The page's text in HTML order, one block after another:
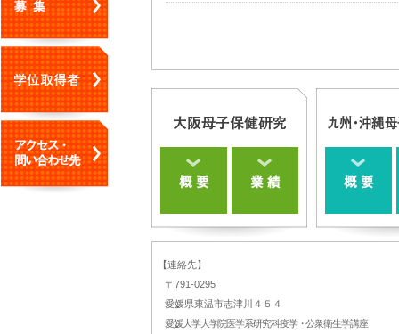
【連絡先】
〒791-0295
愛媛県東温市志津川４５４
愛媛大学大学院医学系研究科疫学・公衆衛生学講座